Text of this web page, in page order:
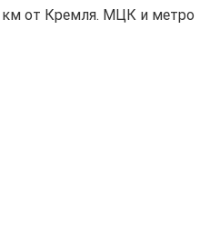
от Кремля. МЦК и метро